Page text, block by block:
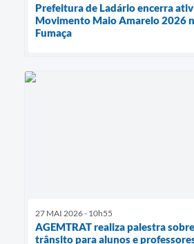
Prefeitura de Ladário encerra
Movimento Maio Amarelo 2026
Fumaça
27 MAI 2026 - 10h55
AGEMTRAT realiza palestra
trânsito para alunos e